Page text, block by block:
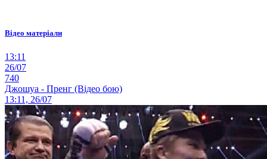
Відео матеріали
13:11
26/07
740
Джошуа - Пренг (Відео бою)
13:11, 26/07